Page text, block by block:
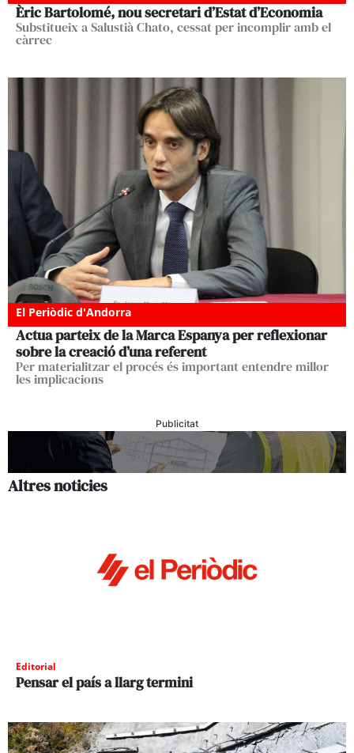
Èric Bartolomé, nou secretari d’Estat d’Economia
Substitueix a Salustià Chato, cessat per incomplir amb el
càrrec
El Periòdic d'Andorra
Actua parteix de la Marca Espanya per reflexionar
sobre la creació d’una referent
Per materialitzar el procés és important entendre millor
les implicacions
Publicitat
Altres noticies
Editorial
Pensar el país a llarg termini